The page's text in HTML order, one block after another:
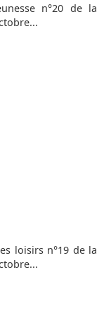
n°20 de la
loisirs n°19 de la